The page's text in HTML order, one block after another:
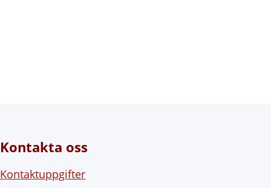
Kontakta oss
Kontaktuppgifter